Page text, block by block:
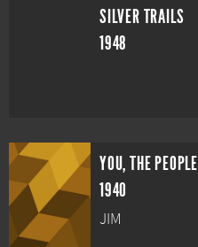
SILVER TRAILS
1948
YOU, THE PEOPLE
1940
JIM